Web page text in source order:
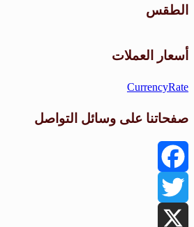
الطقس
أسعار العملات
CurrencyRate
صفحاتنا على وسائل التواصل
Facebook
Twitter